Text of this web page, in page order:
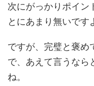
次にがっかりポイン
とにあまり無いです
ですが、完璧と褒め
で、あえて言うなら
ね。